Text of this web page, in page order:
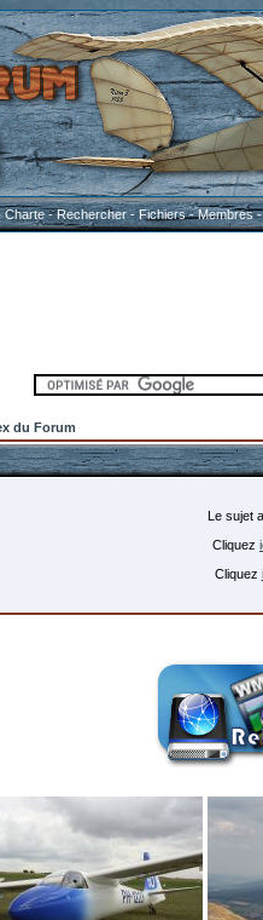
Charte-Rechercher-Fichiers-Membres
du Forum
Le sujet
Cliquez
Cliquez